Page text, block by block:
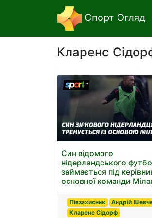
Спорт Огляд
Кларенс
Син відомого
нідерландського
займається під
основної команди
Півзахисник
Андрій
Кларенс Сідорф